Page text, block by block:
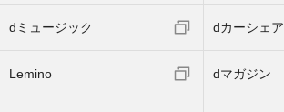
dミュージック dカーシェア
Lemino dマガジン